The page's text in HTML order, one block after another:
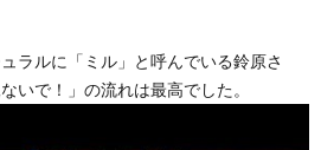
ラルに「ミル」と呼んでいる鈴原さ
いで！」の流れは最高でした。